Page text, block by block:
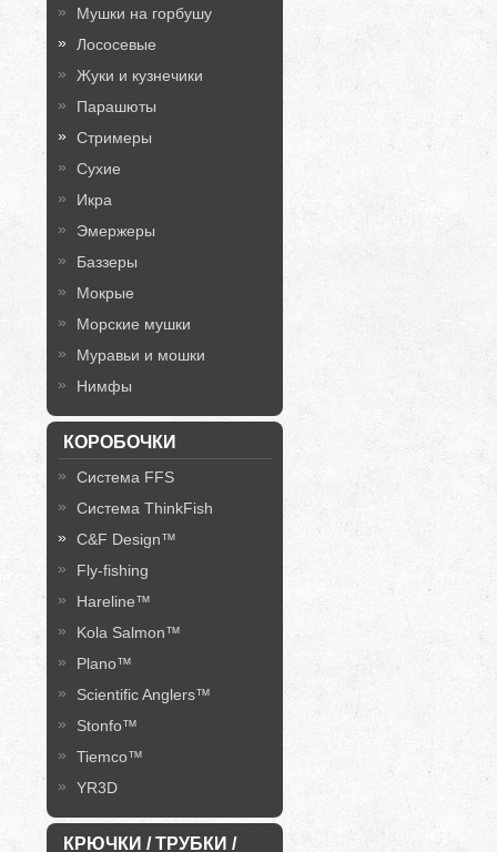
Мушки на горбушу
Лососевые
Жуки и кузнечики
Парашюты
Стримеры
Сухие
Икра
Эмержеры
Баззеры
Мокрые
Морские мушки
Муравьи и мошки
Нимфы
КОРОБОЧКИ
Система FFS
Система ThinkFish
C&F Design™
Fly-fishing
Hareline™
Kola Salmon™
Plano™
Scientific Anglers™
Stonfo™
Tiemco™
YR3D
КРЮЧКИ / ТРУБКИ /